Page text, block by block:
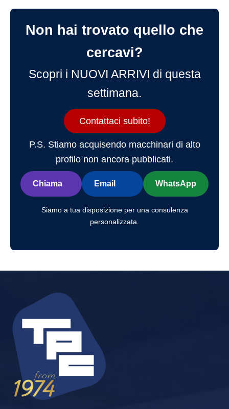
Non hai trovato quello che
cercavi?
Scopri i NUOVI ARRIVI di questa
settimana.
Contattaci subito!
P.S. Stiamo acquisendo macchinari di alto
profilo non ancora pubblicati.
Chiama Email WhatsApp
Siamo a tua disposizione per una consulenza
personalizzata.